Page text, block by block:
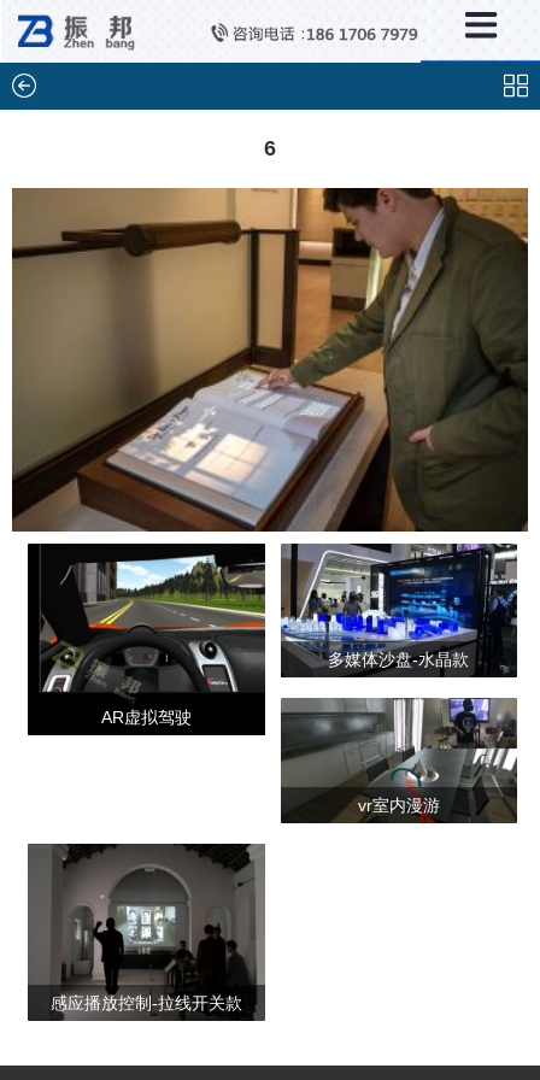
6
AR虚拟驾驶
多媒体沙盘-水晶款
vr室内漫游
感应播放控制-拉线开关款
分类列表
×
AR/VR互动系统
智能互动系统
特殊显示产品
雷达互动系统
智能中控系统
投影互动系统
产品合集一
产品合集二